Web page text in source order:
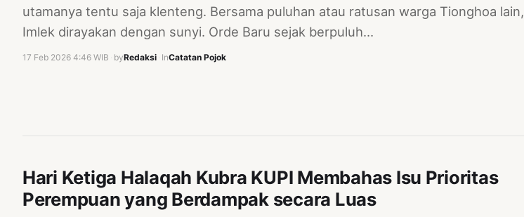
utamanya tentu saja klenteng. Bersama puluhan atau ratusan warga Tionghoa lain,
Imlek dirayakan dengan sunyi. Orde Baru sejak berpuluh…
17 Feb 2026 4:46 WIB byRedaksi InCatatan Pojok
Hari Ketiga Halaqah Kubra KUPI Membahas Isu Prioritas
Perempuan yang Berdampak secara Luas